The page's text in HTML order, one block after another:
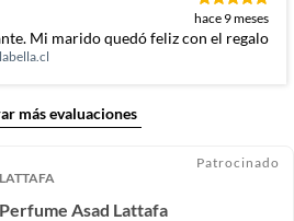
hace 9 meses
Mi marido quedó feliz con el regalo
más evaluaciones
LATTAFA
Perfume Asad Lattafa
Patrocinado